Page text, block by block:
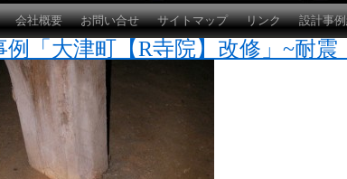
会社概要 お問い合せ サイトマップ リンク 設計事
例「大津町【R寺院】改修」~耐震